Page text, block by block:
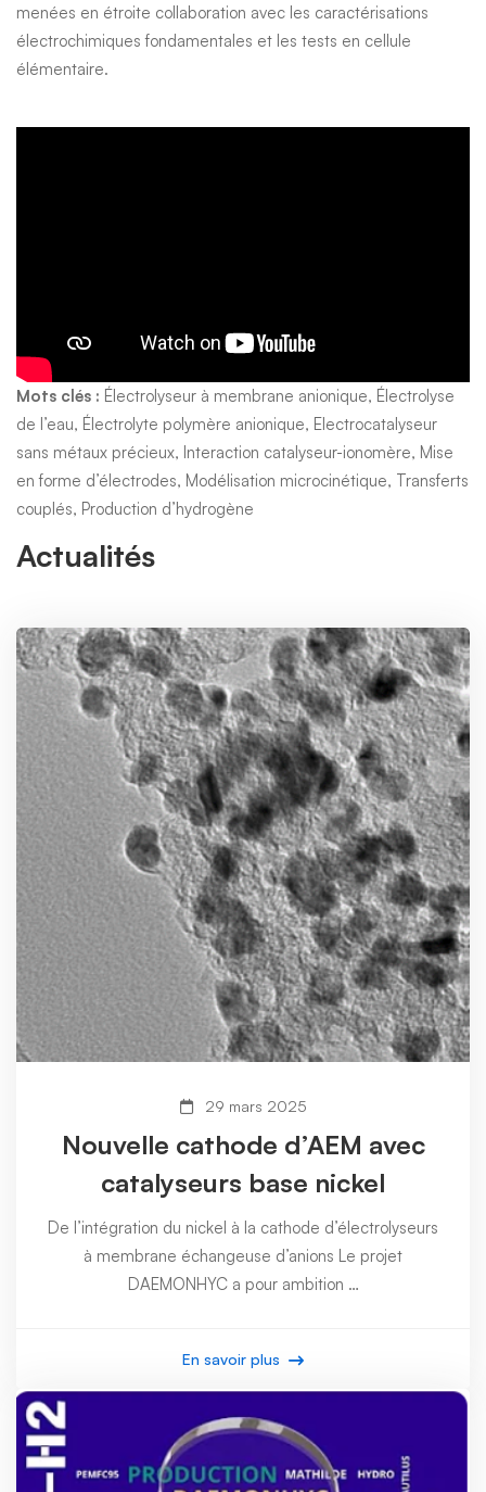
menées en étroite collaboration avec les caractérisations
électrochimiques fondamentales et les tests en cellule
élémentaire.
Mots clés : Électrolyseur à membrane anionique, Électrolyse
de l’eau, Électrolyte polymère anionique, Electrocatalyseur
sans métaux précieux, Interaction catalyseur-ionomère, Mise
en forme d’électrodes, Modélisation microcinétique, Transferts
couplés, Production d’hydrogène
Actualités
29 mars 2025
Nouvelle cathode d’AEM avec
catalyseurs base nickel
De l’intégration du nickel à la cathode d’électrolyseurs
à membrane échangeuse d’anions Le projet
DAEMONHYC a pour ambition …
En savoir plus